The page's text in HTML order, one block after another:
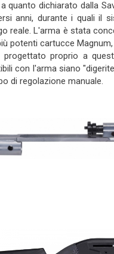
quanto dichiarato dalla
anni, durante i quali il
reale. L'arma è stata
potenti cartucce
proprio a
con l'arma siano
di regolazione manuale.